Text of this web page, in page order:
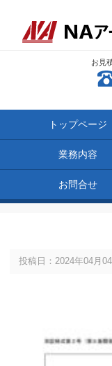
お見
トップページ
業務内容
お問合せ
投稿日：2024年04月04